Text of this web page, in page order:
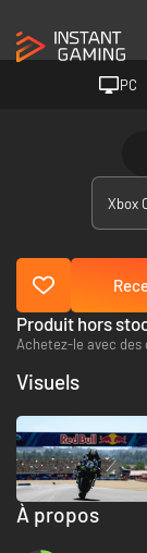
PC
Xbox
Produit hors
Achetez-le avec
À propos
Visuels